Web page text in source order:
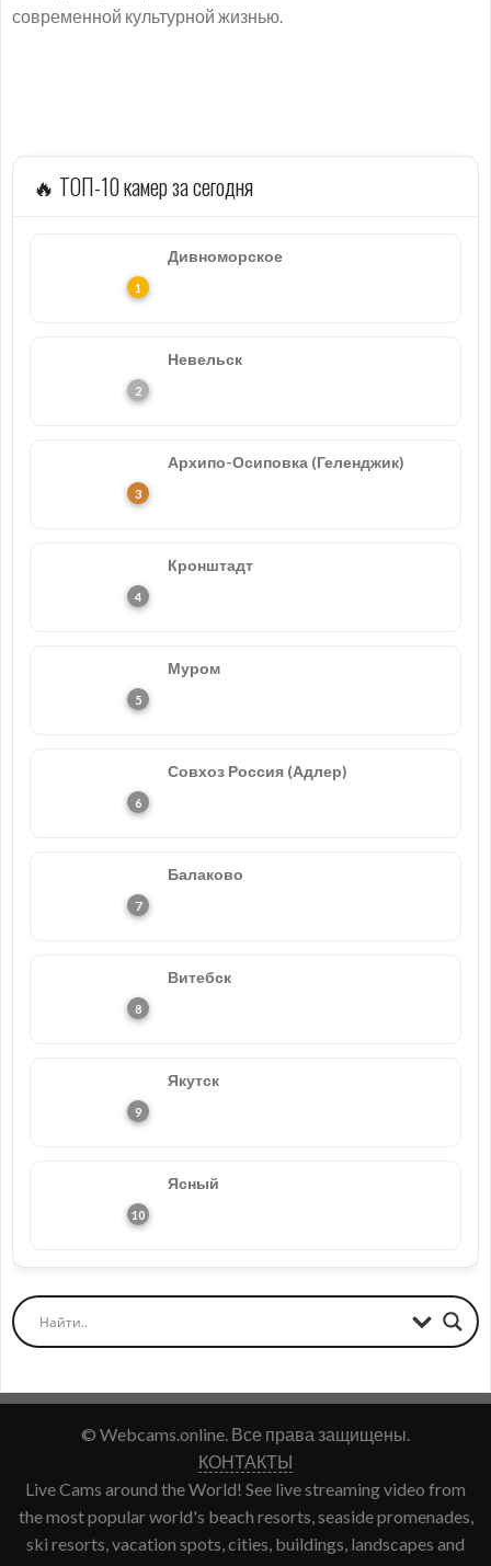
современной культурной жизнью.
🔥 ТОП-10 камер за сегодня
Дивноморское
Невельск
Архипо-Осиповка (Геленджик)
Кронштадт
Муром
Совхоз Россия (Адлер)
Балаково
Витебск
Якутск
Ясный
© Webcams.online. Все права защищены.
КОНТАКТЫ
Live Cams around the World! See live streaming video from
the most popular world's beach resorts, seaside promenades,
ski resorts, vacation spots, cities, buildings, landscapes and